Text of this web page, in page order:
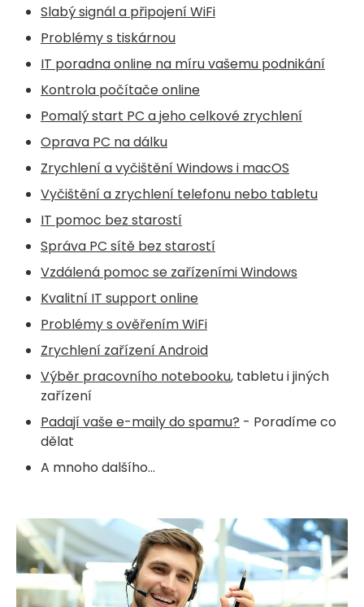
Slabý signál a připojení WiFi
Problémy s tiskárnou
IT poradna online na míru vašemu podnikání
Kontrola počítače online
Pomalý start PC a jeho celkové zrychlení
Oprava PC na dálku
Zrychlení a vyčištění Windows i macOS
Vyčištění a zrychlení telefonu nebo tabletu
IT pomoc bez starostí
Správa PC sítě bez starostí
Vzdálená pomoc se zařízeními Windows
Kvalitní IT support online
Problémy s ověřením WiFi
Zrychlení zařízení Android
Výběr pracovního notebooku, tabletu i jiných
zařízení
Padají vaše e-maily do spamu? - Poradíme co
dělat
A mnoho dalšího...